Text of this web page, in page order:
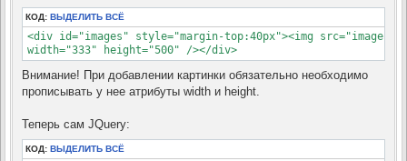
КОД: ВЫДЕЛИТЬ ВСЁ
<div id="images" style="margin-top:40px"><img src="images/
width="333" height="500" /></div>
Внимание! При добавлении картинки обязательно необходимо
прописывать у нее атрибуты width и height.
Теперь сам JQuery:
КОД: ВЫДЕЛИТЬ ВСЁ